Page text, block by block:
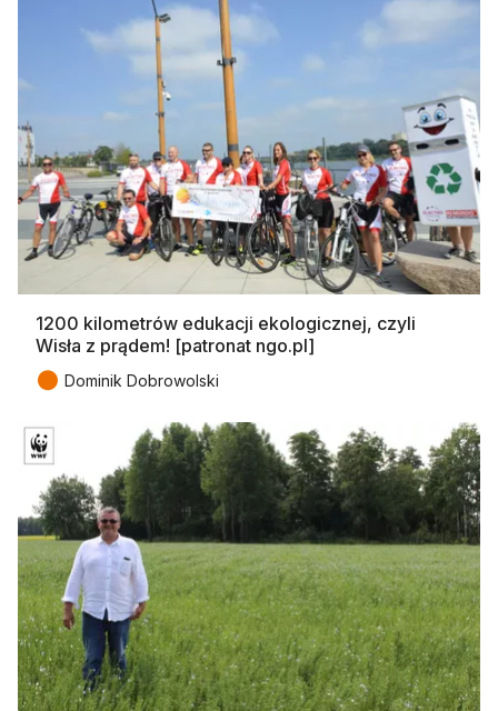
1200 kilometrów edukacji ekologicznej, czyli
Wisła z prądem! [patronat ngo.pl]
● Dominik Dobrowolski